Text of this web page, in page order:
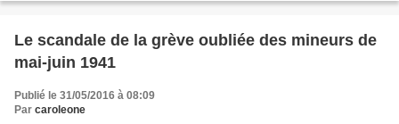
Le scandale de la grève oubliée des mineurs de
mai-juin 1941
Publié le 31/05/2016 à 08:09
Par caroleone